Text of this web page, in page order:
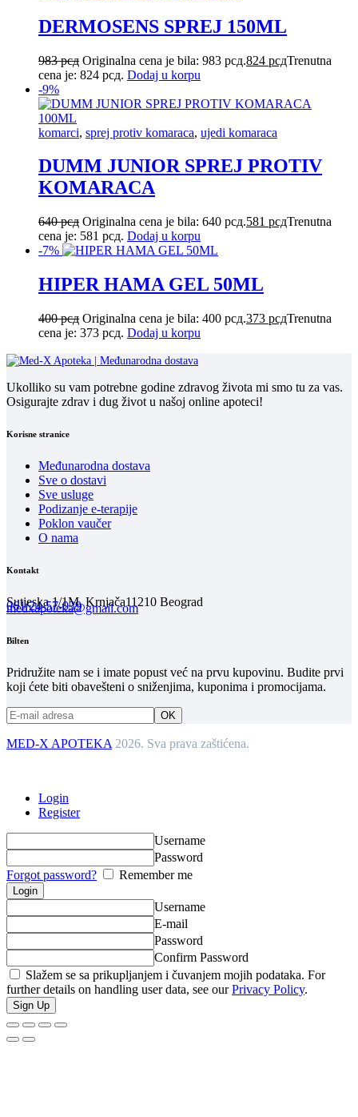
DERMOSENS SPREJ 150ML
983рсд Originalna cena je bila: 983 рсд.824 рсдTrenutna
cena je: 824 рсд. Dodaj u korpu
-9%
komarci, sprej protiv komaraca, ujedi komaraca
DUMM JUNIOR SPREJ PROTIV
KOMARACA
640рсд Originalna cena je bila: 640 рсд.581 рсдTrenutna
cena je: 581 рсд. Dodaj u korpu
-7%
HIPER HAMA GEL 50ML
400рсд Originalna cena je bila: 400 рсд.373 рсдTrenutna
cena je: 373 рсд. Dodaj u korpu
Ukolliko su vam potrebne godine zdravog života mi smo tu za vas.
Osigurajte zdrav i dug život u našoj online apoteci!
Korisne stranice
Međunarodna dostava
Sve o dostavi
Sve usluge
Podizanje e-terapije
Poklon vaučer
O nama
Kontakt
Sutjeska 1/1M, Krnjača11210 Beograd
061/24-57-039
medxapoteka@gmail.com
Bilten
Pridružite nam se i imate popust već na prvu kupovinu. Budite prvi
koji ćete biti obavešteni o sniženjima, kuponima i promocijama.
MED-X APOTEKA 2026. Sva prava zaštićena.
Login
Register
Username
Password
Forgot password?
Remember me
Username
E-mail
Password
Confirm Password
Slažem se sa prikupljanjem i čuvanjem mojih podataka. For
further details on handling user data, see ourPrivacy Policy.